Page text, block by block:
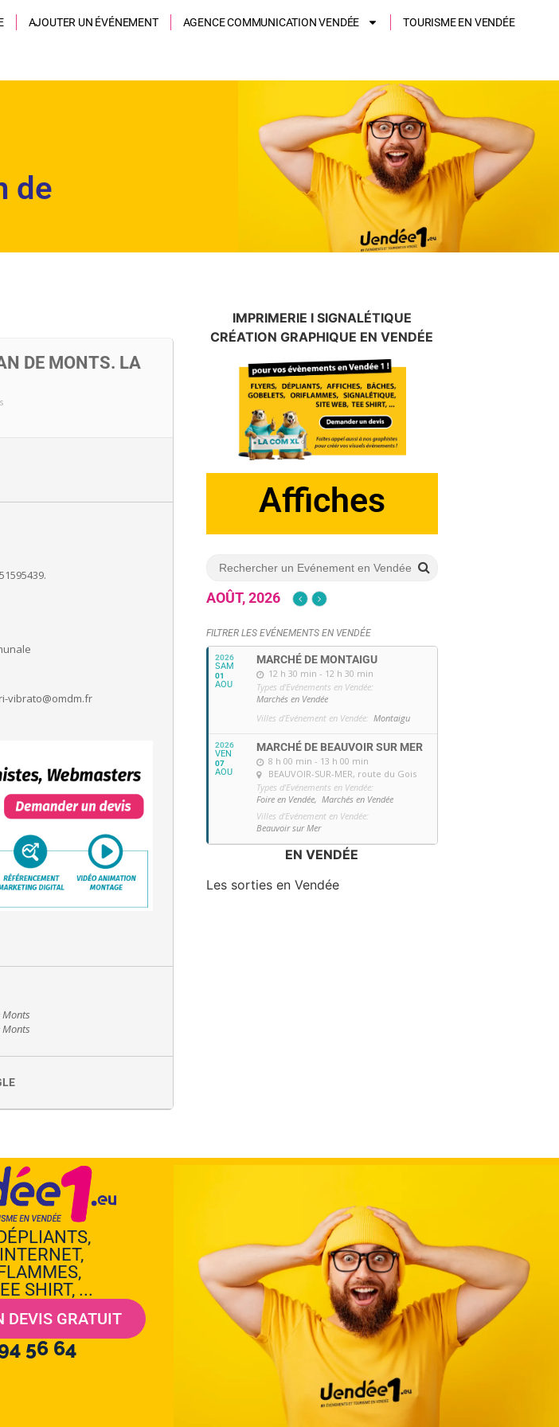
AJOUTER UN ÉVÉNEMENT AGENCE COMMUNICATION VENDÉE TOURISME EN VENDÉE
de
DE MONTS. LA
vibrato@omdm.fr
Monts
Monts
IMPRIMERIE I SIGNALÉTIQUE
CRÉATION GRAPHIQUE EN VENDÉE
Dépliants
AOÛT, 2026
FILTRER LES EVÉNEMENTS EN VENDÉE
2026
SAM
01
AOU
MARCHÉ DE MONTAIGU
12 h 30 min - 12 h 30 min
Types d'Evénements en Vendée:
Marchés en Vendée
Villes d'Evénement en Vendée: Montaigu
2026
VEN
07
AOU
MARCHÉ DE BEAUVOIR SUR MER
8 h 00 min - 13 h 00 min
BEAUVOIR-SUR-MER, route du Gois
Types d'Evénements en Vendée:
Foire en Vendée, Marchés en Vendée
Villes d'Evénement en Vendée:
Beauvoir sur Mer
EN VENDÉE
Les sorties en Vendée
SHIRT, ...
DEVIS GRATUIT
56 64